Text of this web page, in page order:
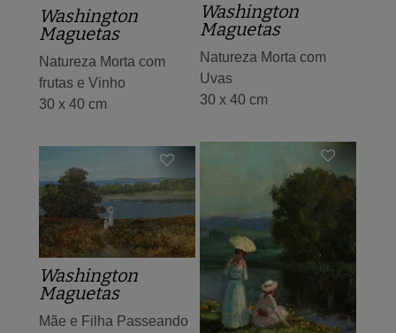
Washington
Maguetas
Natureza Morta com
Uvas
30 x 40 cm
Washington
Maguetas
Natureza Morta com
frutas e Vinho
30 x 40 cm
Washington
Maguetas
Mãe e Filha Passeando